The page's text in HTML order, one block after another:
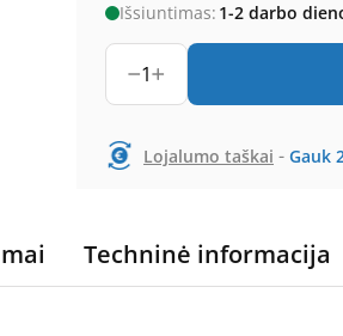
Išsiuntimas: 1-2 darbo
1
Lojalumo taškai - Gauk
Techninė informacija